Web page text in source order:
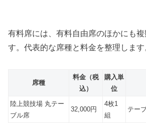
有料席には、有料自由席のほかにも
す。代表的な席種と料金を整理します
席種
料金（税
込）
購入単
位
陸上競技場 丸テー
ブル席
32,000円
4枚1
組
テー